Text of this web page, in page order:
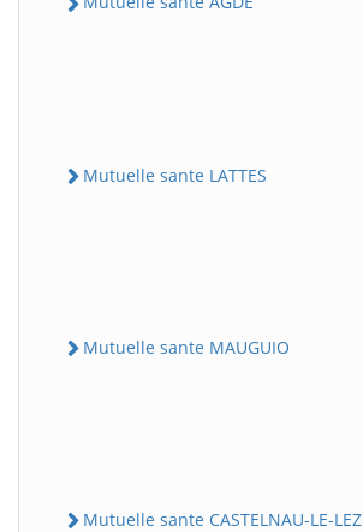
Mutuelle sante LATTES
Mutuelle sante MAUGUIO
Mutuelle sante CASTELNAU-LE-LEZ